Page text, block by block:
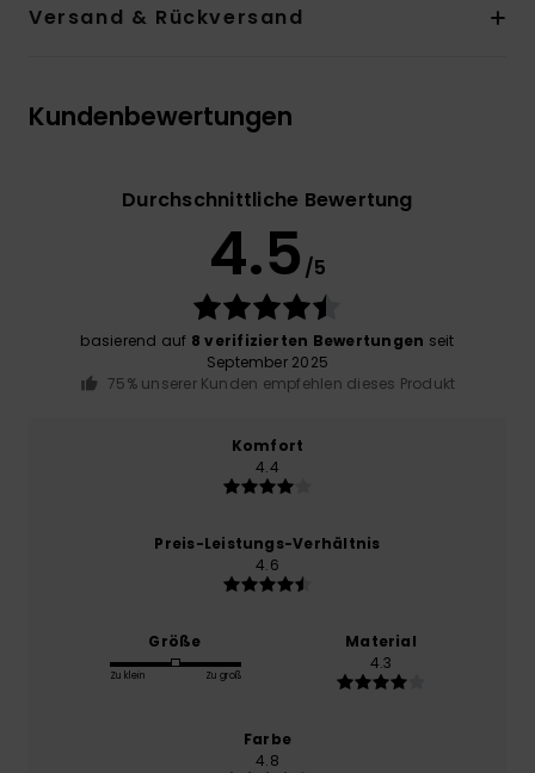
Versand & Rückversand
Kundenbewertungen
Durchschnittliche Bewertung
4.5 /5
basierend auf 8 verifizierten Bewertungen seit
September 2025
75% unserer Kunden empfehlen dieses Produkt
Komfort
4.4
Preis-Leistungs-Verhältnis
4.6
Größe
Zu klein Zu groß
Material
4.3
Farbe
4.8